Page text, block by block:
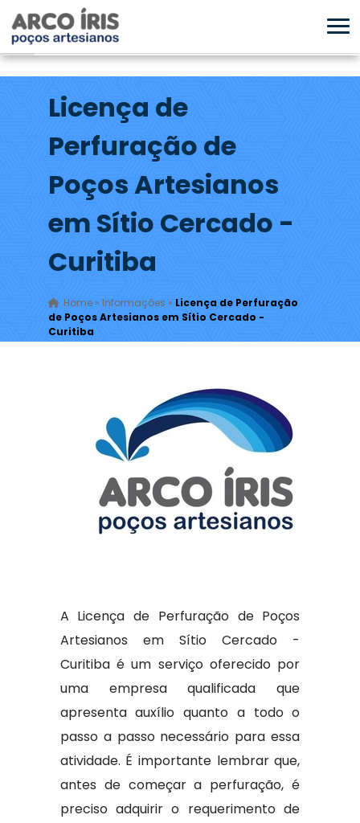
Licença de
Perfuração de
Poços Artesianos
em Sítio Cercado -
Curitiba
Home» Informações » Licença de Perfuração
de Poços Artesianos em Sítio Cercado -
Curitiba
A Licença de Perfuração de Poços
Artesianos em Sítio Cercado -
Curitiba é um serviço oferecido por
uma empresa qualificada que
apresenta auxílio quanto a todo o
passo a passo necessário para essa
atividade. É importante lembrar que,
antes de começar a perfuração, é
preciso adquirir o requerimento de